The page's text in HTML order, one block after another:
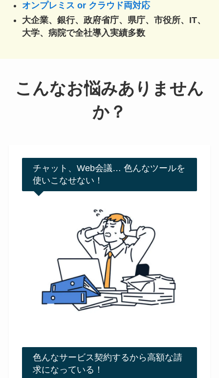
オンプレミス or クラウド両対応
大企業、銀行、政府省庁、県庁、市役所、IT、
大学、病院で全社導入実績多数
こんなお悩みありません
か？
チャット、Web会議… 色んなツールを
使いこなせない！
色んなサービス契約するから高額な請
求になっている！